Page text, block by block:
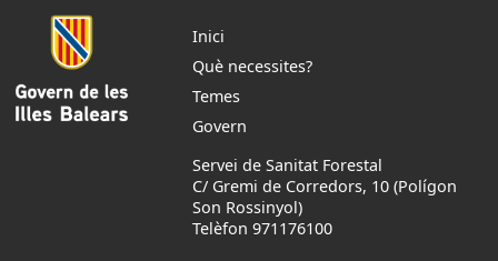
Inici
Què necessites?
Temes
Govern
Servei de Sanitat Forestal
C/ Gremi de Corredors, 10 (Polígon
Son Rossinyol)
Telèfon 971176100